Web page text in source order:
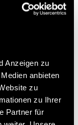
Anzeigen zu
anbieten
zu
zu Ihrer
Partner für
um 16:00 Uhr
15 Minuten bis
Minuten bis